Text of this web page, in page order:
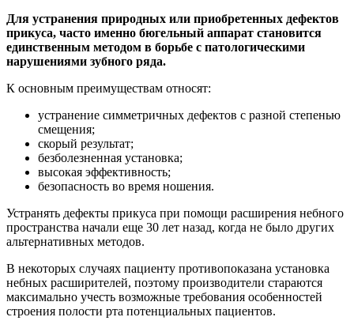
Для устранения природных или приобретенных дефектов
прикуса, часто именно бюгельный аппарат становится
единственным методом в борьбе с патологическими
нарушениями зубного ряда.
К основным преимуществам относят:
устранение симметричных дефектов с разной степенью
смещения;
скорый результат;
безболезненная установка;
высокая эффективность;
безопасность во время ношения.
Устранять дефекты прикуса при помощи расширения небного
пространства начали еще 30 лет назад, когда не было других
альтернативных методов.
В некоторых случаях пациенту противопоказана установка
небных расширителей, поэтому производители стараются
максимально учесть возможные требования особенностей
строения полости рта потенциальных пациентов.